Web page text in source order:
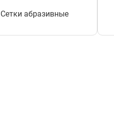
Сетки абразивные